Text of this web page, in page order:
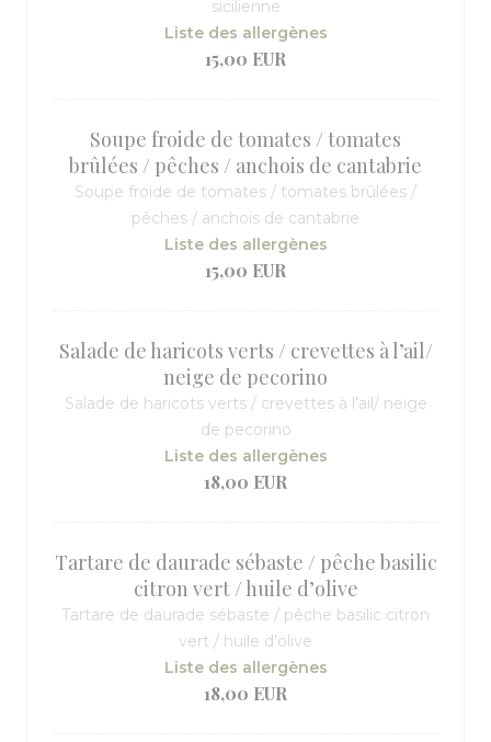
sicilienne
Liste des allergènes
15,00 EUR
Soupe froide de tomates / tomates
brûlées / pêches / anchois de cantabrie
Soupe froide de tomates / tomates brûlées /
pêches / anchois de cantabrie
Liste des allergènes
15,00 EUR
Salade de haricots verts / crevettes à l’ail/
neige de pecorino
Salade de haricots verts / crevettes à l’ail/ neige
de pecorino
Liste des allergènes
18,00 EUR
Tartare de daurade sébaste / pêche basilic
citron vert / huile d’olive
Tartare de daurade sébaste / pêche basilic citron
vert / huile d’olive
Liste des allergènes
18,00 EUR